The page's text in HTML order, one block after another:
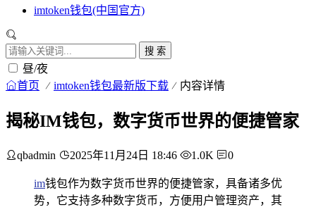
imtoken钱包(中国官方)
搜 索
昼/夜
首页 imtoken钱包最新版下载 内容详情
揭秘IM钱包，数字货币世界的便捷管家
qbadmin 2025年11月24日 18:46 1.0K 0
im钱包作为数字货币世界的便捷管家，具备诸多优
势，它支持多种数字货币，方便用户管理资产，其